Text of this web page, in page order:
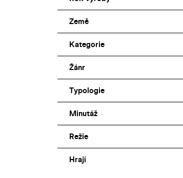
Země
Kategorie
Žánr
Typologie
Minutáž
Režie
Hrají